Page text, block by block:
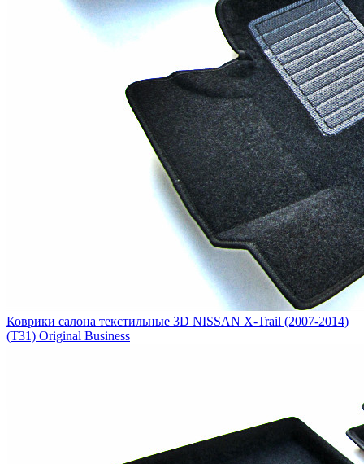
Коврики салона текстильные 3D NISSAN X-Trail (2007-2014)
(T31) Original Business